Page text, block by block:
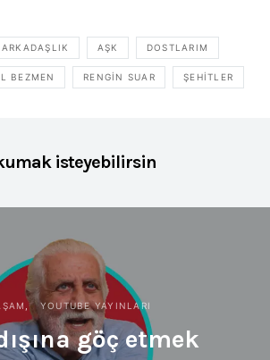
ARKADAŞLIK AŞK DOSTLARIM
BEZMEN RENGIN SUAR ŞEHITLER
isteyebilirsin
YOUTUBE YAYINLARI
göç etmek